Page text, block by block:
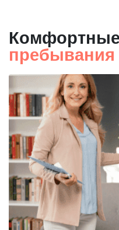
Комфортные
пребывания